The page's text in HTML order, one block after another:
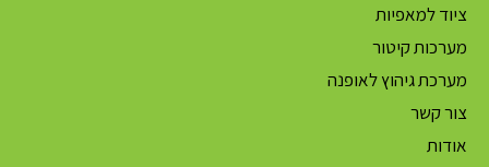
ציוד למאפיות
מערכות קיטור
מערכת גיהוץ לאופנה
צור קשר
אודות